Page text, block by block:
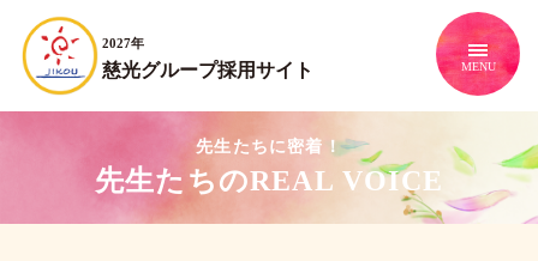
2027年
慈光グループ採用サイト
先生たちに密着！
先生たちのREAL VOICE